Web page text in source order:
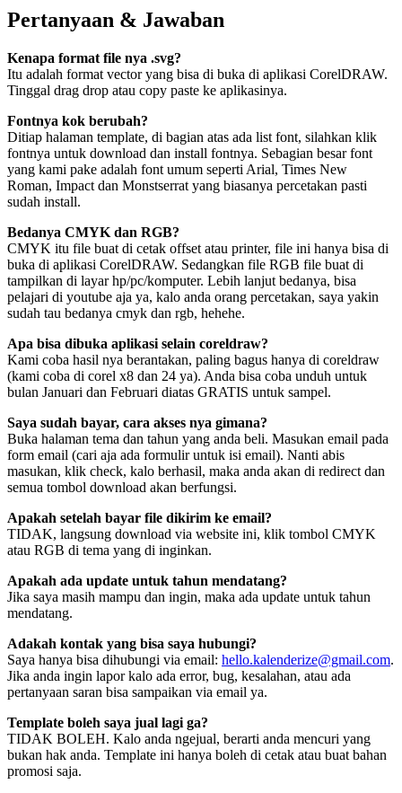
Pertanyaan & Jawaban
Kenapa format file nya .svg?
Itu adalah format vector yang bisa di buka di aplikasi CorelDRAW.
Tinggal drag drop atau copy paste ke aplikasinya.
Fontnya kok berubah?
Ditiap halaman template, di bagian atas ada list font, silahkan klik
fontnya untuk download dan install fontnya. Sebagian besar font
yang kami pake adalah font umum seperti Arial, Times New
Roman, Impact dan Monstserrat yang biasanya percetakan pasti
sudah install.
Bedanya CMYK dan RGB?
CMYK itu file buat di cetak offset atau printer, file ini hanya bisa di
buka di aplikasi CorelDRAW. Sedangkan file RGB file buat di
tampilkan di layar hp/pc/komputer. Lebih lanjut bedanya, bisa
pelajari di youtube aja ya, kalo anda orang percetakan, saya yakin
sudah tau bedanya cmyk dan rgb, hehehe.
Apa bisa dibuka aplikasi selain coreldraw?
Kami coba hasil nya berantakan, paling bagus hanya di coreldraw
(kami coba di corel x8 dan 24 ya). Anda bisa coba unduh untuk
bulan Januari dan Februari diatas GRATIS untuk sampel.
Saya sudah bayar, cara akses nya gimana?
Buka halaman tema dan tahun yang anda beli. Masukan email pada
form email (cari aja ada formulir untuk isi email). Nanti abis
masukan, klik check, kalo berhasil, maka anda akan di redirect dan
semua tombol download akan berfungsi.
Apakah setelah bayar file dikirim ke email?
TIDAK, langsung download via website ini, klik tombol CMYK
atau RGB di tema yang di inginkan.
Apakah ada update untuk tahun mendatang?
Jika saya masih mampu dan ingin, maka ada update untuk tahun
mendatang.
Adakah kontak yang bisa saya hubungi?
Saya hanya bisa dihubungi via email: hello.kalenderize@gmail.com.
Jika anda ingin lapor kalo ada error, bug, kesalahan, atau ada
pertanyaan saran bisa sampaikan via email ya.
Template boleh saya jual lagi ga?
TIDAK BOLEH. Kalo anda ngejual, berarti anda mencuri yang
bukan hak anda. Template ini hanya boleh di cetak atau buat bahan
promosi saja.